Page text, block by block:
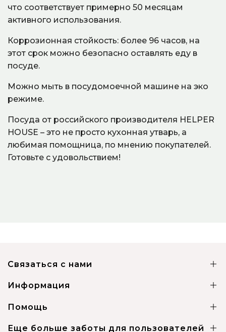
что соответствует примерно 50 месяцам
активного использования.
Коррозионная стойкость: более 96 часов, на
этот срок можно безопасно оставлять еду в
посуде.
Можно мыть в посудомоечной машине на эко
режиме.
Посуда от российского производителя HELPER
HOUSE – это не просто кухонная утварь, а
любимая помощница, по мнению покупателей.
Готовьте с удовольствием!
Связаться с нами
Информация
Помощь
Еще больше заботы для пользователей